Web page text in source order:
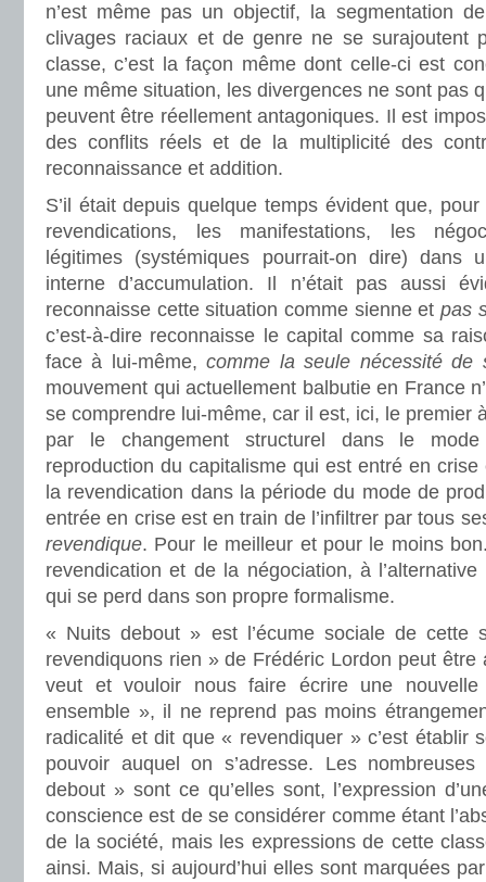
n’est même pas un objectif, la segmentation
clivages raciaux et de genre ne se surajoutent
classe, c’est la façon même dont celle-ci est
une même situation, les divergences ne sont pas
peuvent être réellement antagoniques. Il est
des conflits réels et de la multiplicité des
reconnaissance et addition.
S’il était depuis quelque temps évident que,
revendications, les manifestations, les
légitimes (systémiques pourrait-on dire) dans
interne d’accumulation. Il n’était pas aussi
reconnaisse cette situation comme sienne et pas
c’est-à-dire reconnaisse le capital comme sa
face à lui-même,comme la seule nécessité de
mouvement qui actuellement balbutie en France
se comprendre lui-même, car il est, ici, le premier
par le changement structurel dans le mode
reproduction du capitalisme qui est entré en crise
la revendication dans la période du mode de
entrée en crise est en train de l’infiltrer par tous
revendique. Pour le meilleur et pour le moins
revendication et de la négociation, à
qui se perd dans son propre formalisme.
« Nuits debout » est l’écume sociale de cette
revendiquons rien » de Frédéric Lordon peut être
veut et vouloir nous faire écrire une
ensemble », il ne reprend pas moins
radicalité et dit que « revendiquer » c’est établir
pouvoir auquel on s’adresse. Les
debout » sont ce qu’elles sont, l’expression
conscience est de se considérer comme étant
de la société, mais les expressions de cette
ainsi. Mais, si aujourd’hui elles sont marquées